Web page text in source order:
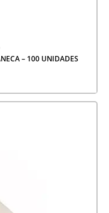
– 100 UNIDADES